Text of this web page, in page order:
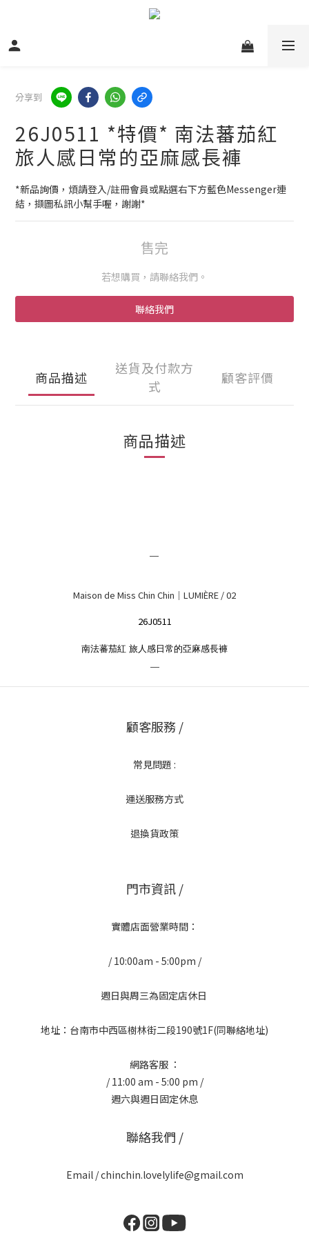
分享到
26J0511 *特價* 南法蕃茄紅
旅人感日常的亞麻感長褲
*新品詢價，煩請登入/註冊會員或點選右下方藍色Messenger連
結，擷圖私訊小幫手喔，謝謝*
售完
若想購買，請聯絡我們。
聯絡我們
商品描述
送貨及付款方
式
顧客評價
商品描述
Maison de Miss Chin Chin｜LUMIÈRE / 02
26J0511
南法蕃茄紅 旅人感日常的亞麻感長褲
顧客服務 /
常見問題 :
運送服務方式
退換貨政策
門市資訊 /
實體店面營業時間：
/ 10:00am - 5:00pm /
週日與周三為固定店休日
地址：台南市中西區樹林街二段190號1F(同聯絡地址)
網路客服 ：
/ 11:00 am - 5:00 pm /
週六與週日固定休息
聯絡我們 /
Email / chinchin.lovelylife@gmail.com